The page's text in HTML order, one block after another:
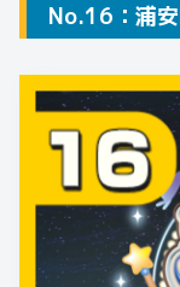
No.16：浦